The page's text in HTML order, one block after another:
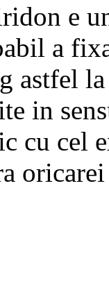
e
a
astfel
in
cu cel